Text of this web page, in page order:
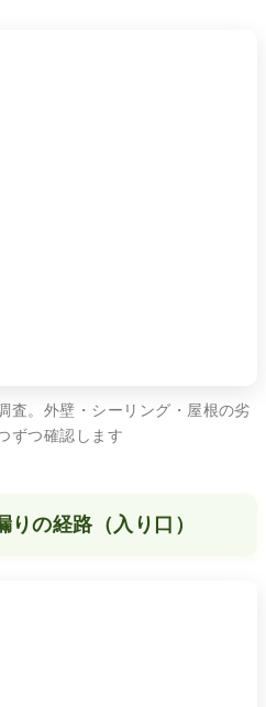
査。外壁・シーリング・屋根の劣
ずつ確認します
の経路（入り口）